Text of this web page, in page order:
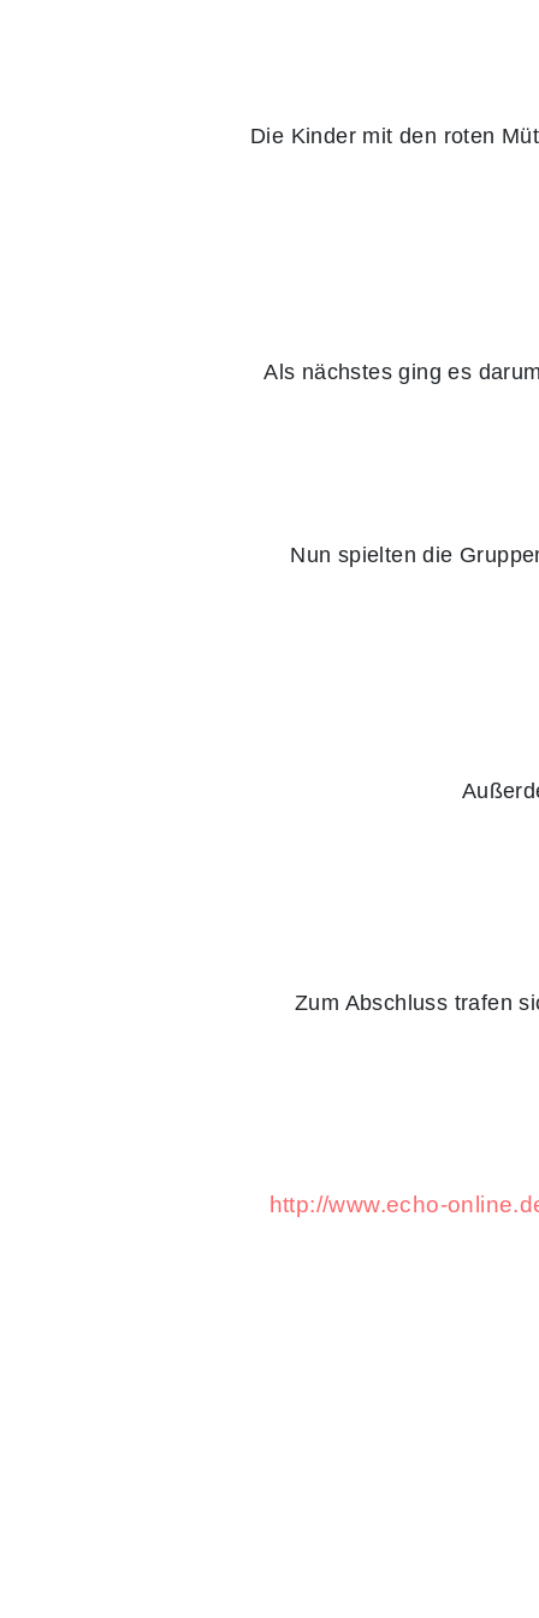
Die Kinder mit den roten
Als nächstes ging es
Nun spielten die
Zum Abschluss trafen
http://www.echo-